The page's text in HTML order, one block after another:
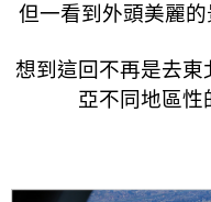
但一看到外頭美麗
想到這回不再是去東
亞不同地區性